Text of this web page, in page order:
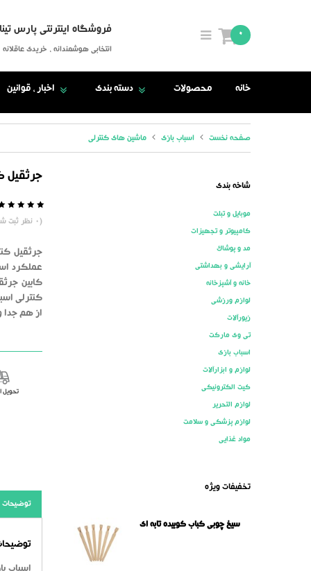
فروشگاه اینترنتی پارس تینا
انتخابی هوشمندانه ، خریدی عاقلانه
0
خانه محصولات دسته بندی اخبار ، قوانین
صفحه نخست اسباب بازی ماشین های کنترلی
جرثقیل
50
(
0 نظر ثبت
جرثقیل
عملکرد
کابین
کنترلی
از هم جدا
توضیحات
شاخه بندی
موبایل و تبلت
کامپیوتر و تجهیزات
مد و پوشاک
آرایشی و بهداشتی
خانه و آشپزخانه
لوازم ورزشی
زیورآلات
تی وی مارکت
اسباب بازی
لوازم و ابزارآلات
کیت الکترونیکی
لوازم التحریر
لوازم پزشکی و سلامت
مواد غذایی
تخفیفات ویژه
سیخ چوبی کباب کوبیده تابه ای